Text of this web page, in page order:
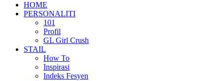
HOME
PERSONALITI
101
Profil
GL Girl Crush
STAIL
How To
Inspirasi
Indeks Fesyen